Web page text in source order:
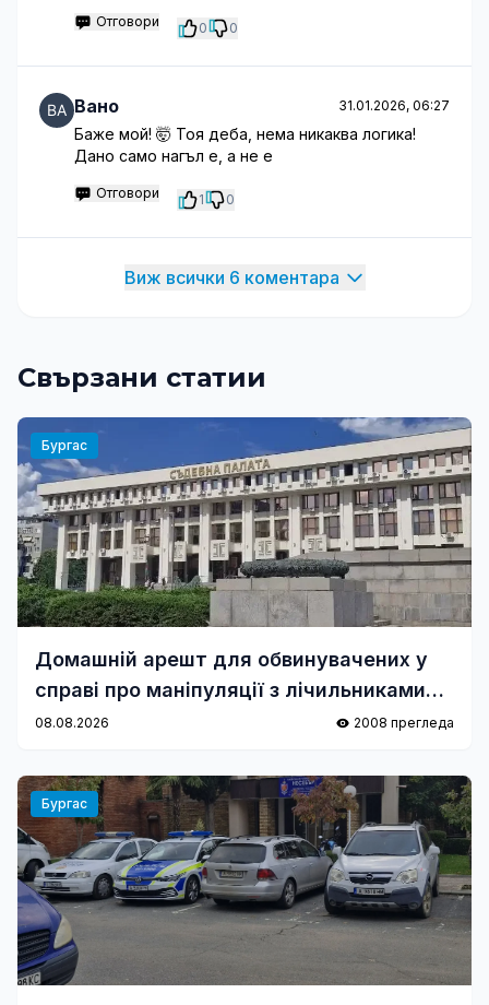
Отговори 0 0
Вано 31.01.2026, 06:27
Баже мой! 🤯 Тоя деба, нема никаква логика!
Дано само нагъл е, а не е
Отговори 1 0
Виж всички 6 коментара
Свързани статии
Бургас
Домашній арешт для обвинувачених у
справі про маніпуляції з лічильниками
води у «ВіК-Бургас»
08.08.2026 2008 прегледа
Бургас